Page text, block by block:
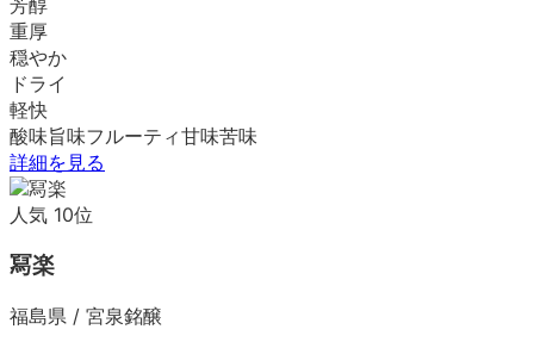
重厚
穏やか
ドライ
軽快
酸味旨味フルーティ甘味苦味
詳細を見る
人気 10位
冩楽
福島県 / 宮泉銘醸